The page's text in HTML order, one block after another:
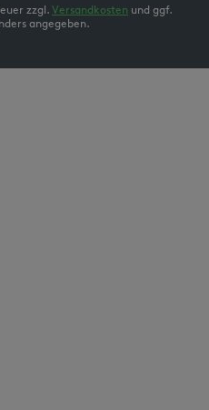
zzgl. Versandkosten und ggf.
angegeben.